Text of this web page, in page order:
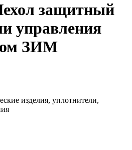
защитный
управления
ЗИМ
изделия, уплотнители,